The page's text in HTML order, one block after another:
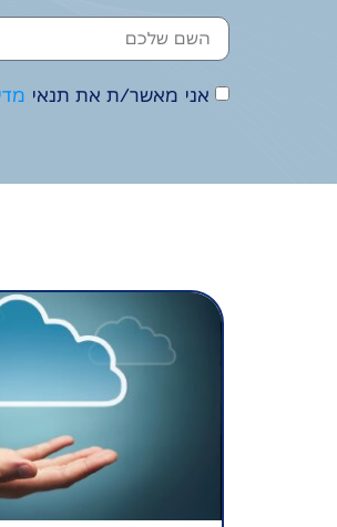
אני מאשר/ת את תנאי